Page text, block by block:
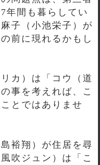
年間も暮らしてい
子（小池栄子）が
前に現れるかもし
カ）は「コウ（道
事を考えれば、こ
とではありませ
裕翔）が住居を尋
吹ジュン）は「こ